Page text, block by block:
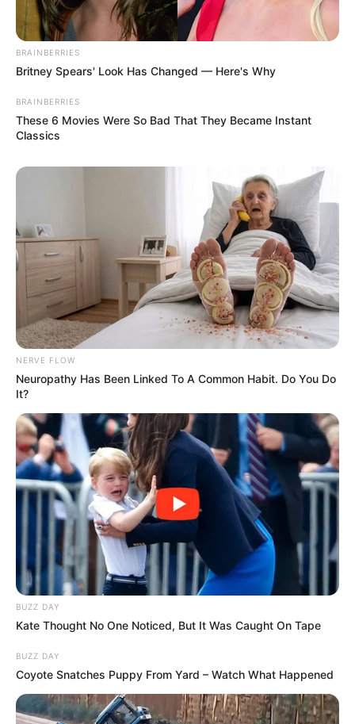
BRAINBERRIES
Britney Spears' Look Has Changed — Here's Why
BRAINBERRIES
These 6 Movies Were So Bad That They Became Instant
Classics
NERVE FLOW
Neuropathy Has Been Linked To A Common Habit. Do You Do
It?
BUZZ DAY
Kate Thought No One Noticed, But It Was Caught On Tape
BUZZ DAY
Coyote Snatches Puppy From Yard – Watch What Happened